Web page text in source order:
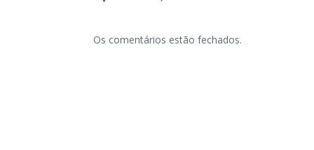
Os comentários estão fechados.